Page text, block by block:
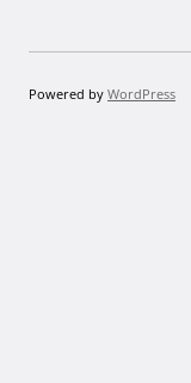
Powered by WordPress